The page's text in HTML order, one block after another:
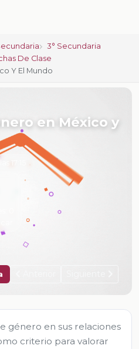
3° Secundaria
De Clase
Y El Mundo
en México y
17:15
género en sus relaciones
criterio para valorar